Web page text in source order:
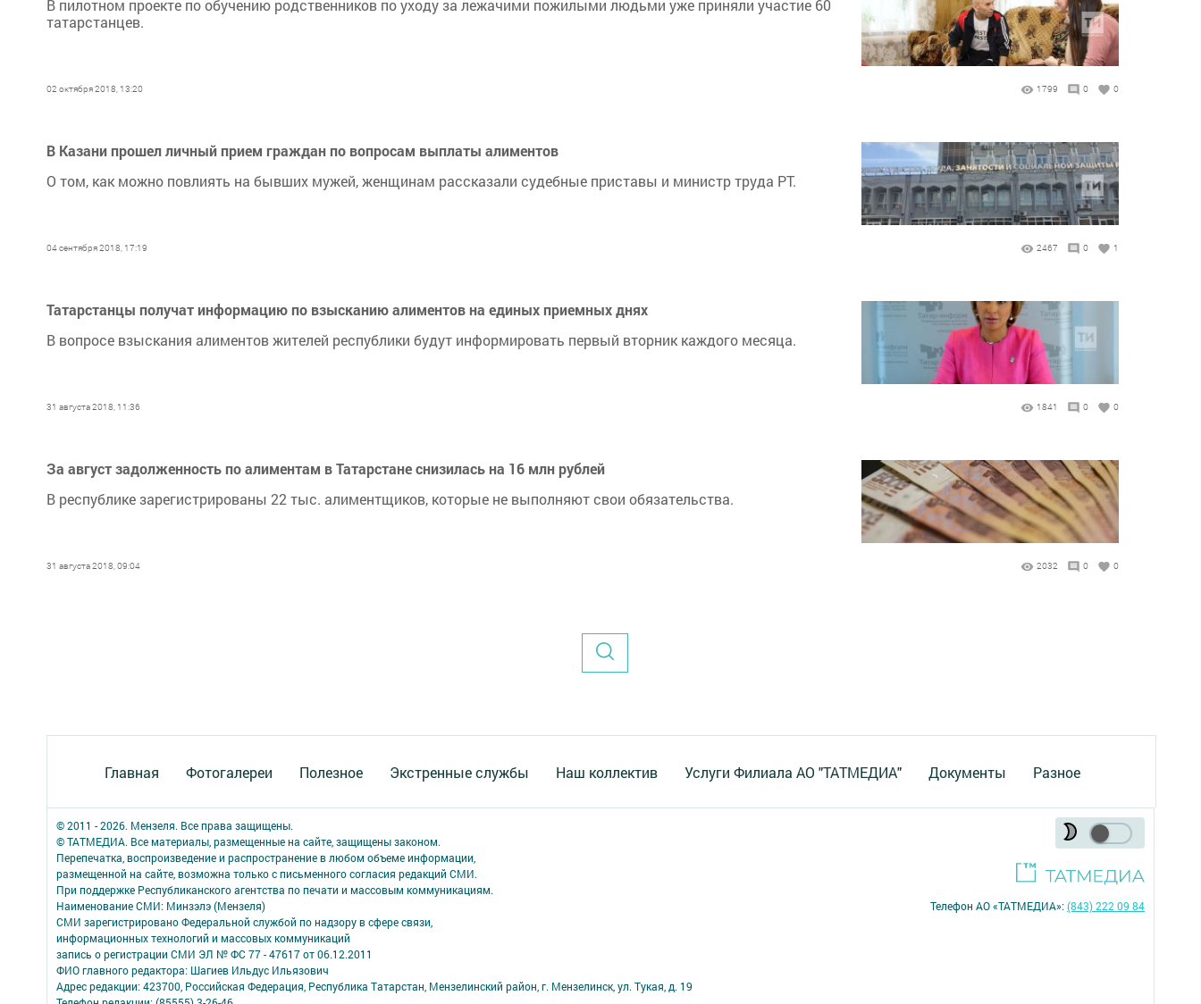
В пилотном проекте по обучению родственников по уходу за лежачими пожилыми людьми уже приняли участие 60
татарстанцев.
02 октября 2018, 13:20 1799 0 0
В Казани прошел личный прием граждан по вопросам выплаты алиментов
О том, как можно повлиять на бывших мужей, женщинам рассказали судебные приставы и министр труда РТ.
04 сентября 2018, 17:19 2467 0 1
Татарстанцы получат информацию по взысканию алиментов на единых приемных днях
В вопросе взыскания алиментов жителей республики будут информировать первый вторник каждого месяца.
31 августа 2018, 11:36 1841 0 0
За август задолженность по алиментам в Татарстане снизилась на 16 млн рублей
В республике зарегистрированы 22 тыс. алиментщиков, которые не выполняют свои обязательства.
31 августа 2018, 09:04 2032 0 0
Главная Фотогалереи Полезное Экстренные службы Наш коллектив Услуги Филиала АО "ТАТМЕДИА" Документы Разное
© 2011 - 2026. Мензеля. Все права защищены.
© ТАТМЕДИА. Все материалы, размещенные на сайте, защищены законом.
Перепечатка, воспроизведение и распространение в любом объеме информации,
размещенной на сайте, возможна только с письменного согласия редакций СМИ.
При поддержке Республиканского агентства по печати и массовым коммуникациям.
Наименование СМИ: Минзэлэ (Мензеля)
СМИ зарегистрировано Федеральной службой по надзору в сфере связи,
информационных технологий и массовых коммуникаций
запись о регистрации СМИ ЭЛ № ФС 77 - 47617 от 06.12.2011
ФИО главного редактора: Шагиев Ильдус Ильязович
Адрес редакции: 423700, Российская Федерация, Республика Татарстан, Мензелинский район, г. Мензелинск, ул. Тукая, д. 19
Телефон АО «ТАТМЕДИА»:(843) 222 09 84